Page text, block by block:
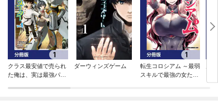
クラス最安値で売られ
た俺は、実は最強パラ
ダーウィンズゲーム
転生コロシアム ～最弱
スキルで最強の女たち